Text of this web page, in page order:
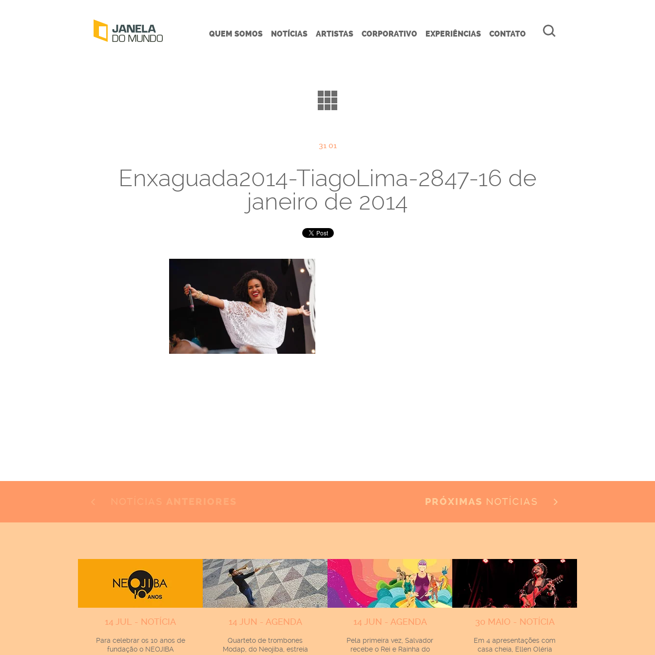
QUEM SOMOS NOTÍCIAS ARTISTAS CORPORATIVO EXPERIÊNCIAS CONTATO
31 01
Enxaguada2014-TiagoLima-2847-16 de
janeiro de 2014
PRÓXIMAS NOTÍCIAS
14 JUL - NOTÍCIA
Para celebrar os 10 anos de
fundação o NEOJIBA
14 JUN - AGENDA
Quarteto de trombones
Modap, do Neojiba, estreia
14 JUN - AGENDA
Pela primeira vez, Salvador
recebe o Rei e Rainha do
30 MAIO - NOTÍCIA
Em 4 apresentações com
casa cheia, Ellen Oléria